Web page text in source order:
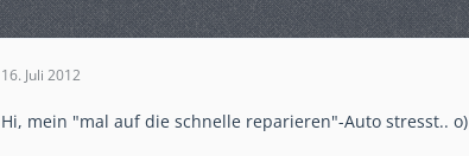
16. Juli 2012
Hi, mein "mal auf die schnelle reparieren"-Auto stresst.. o)